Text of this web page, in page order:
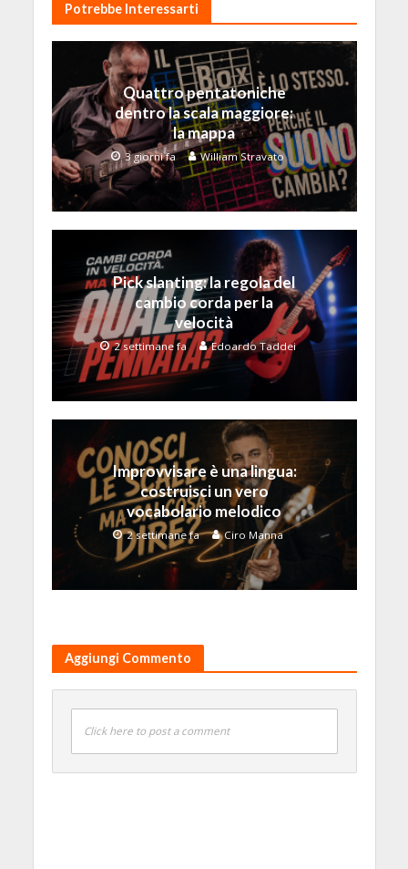
Potrebbe Interessarti
Quattro pentatoniche
dentro la scala maggiore:
la mappa
3 giorni fa William Stravato
Pick slanting: la regola del
cambio corda per la
velocità
2 settimane fa Edoardo Taddei
Improvvisare è una lingua:
costruisci un vero
vocabolario melodico
2 settimane fa Ciro Manna
Aggiungi Commento
Click here to post a comment